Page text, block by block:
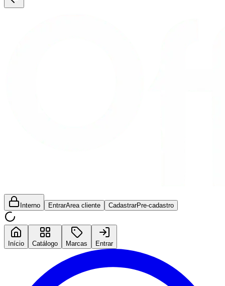
Interno EntrarArea cliente CadastrarPre-cadastro
Início Catálogo Marcas Entrar